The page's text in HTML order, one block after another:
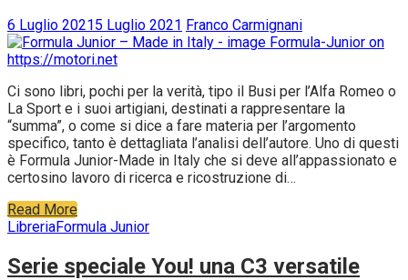
6 Luglio 2021 5 Luglio 2021 Franco Carmignani
Ci sono libri, pochi per la verità, tipo il Busi per l’Alfa Romeo o
La Sport e i suoi artigiani, destinati a rappresentare la
“summa”, o come si dice a fare materia per l’argomento
specifico, tanto è dettagliata l’analisi dell’autore. Uno di questi
è Formula Junior-Made in Italy che si deve all’appassionato e
certosino lavoro di ricerca e ricostruzione di…
Read More
LibreriaFormula Junior
Serie speciale You! una C3 versatile